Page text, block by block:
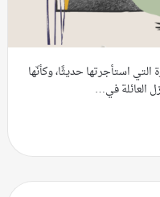
التي استأجرتها حديثًا، وكأنّها
العائلة في…